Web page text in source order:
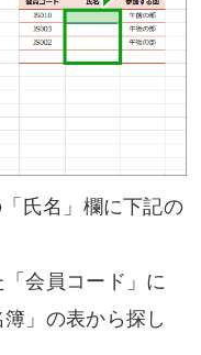
氏名」欄に下記の
「会員コード」に
」の表から探し